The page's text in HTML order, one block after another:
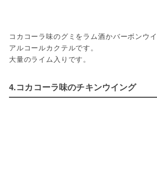
コカコーラ味のグミをラム酒かバーボンウ
アルコールカクテルです。
大量のライム入りです。
4.コカコーラ味のチキンウイング